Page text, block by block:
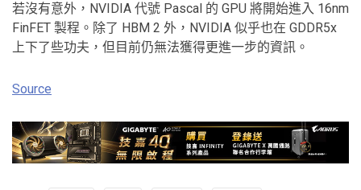
若沒有意外，NVIDIA 代號 Pascal 的 GPU 將開始進入 16nm
FinFET 製程。除了 HBM 2 外，NVIDIA 似乎也在 GDDR5x
上下了些功夫，但目前仍無法獲得更進一步的資訊。
Source